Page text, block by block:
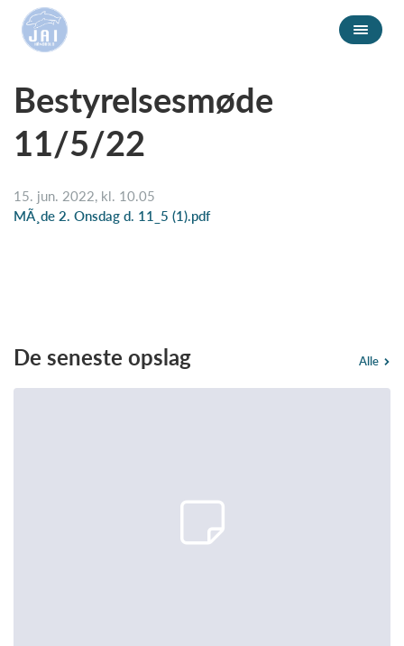
Bestyrelsesmøde
11/5/22
15. jun. 2022, kl. 10.05
MÃ¸de 2. Onsdag d. 11_5 (1).pdf
De seneste opslag Alle